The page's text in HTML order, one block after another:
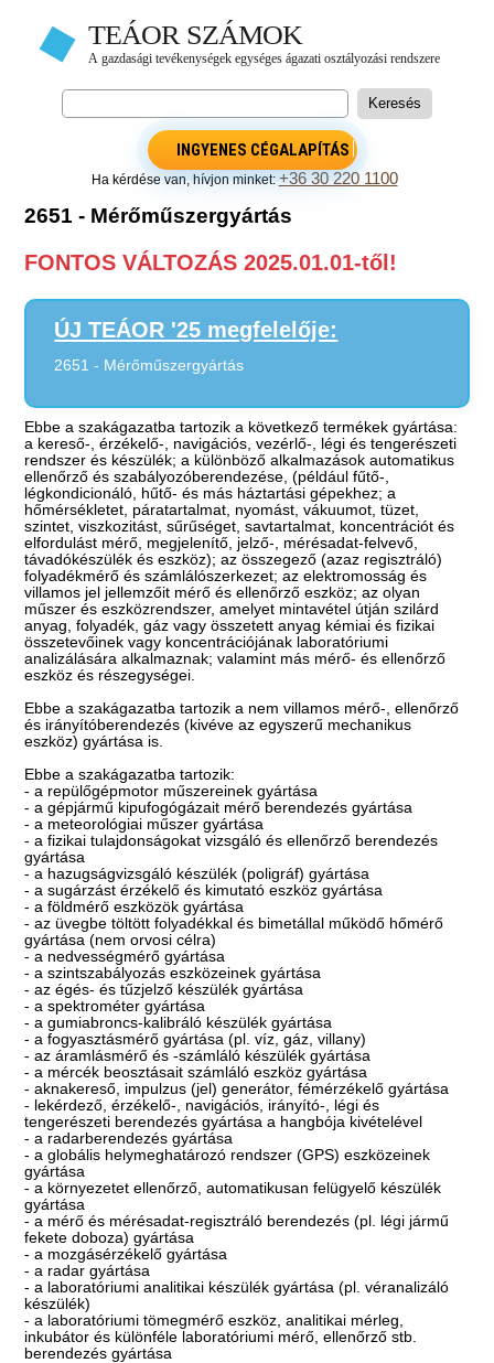
INGYENES CÉGALAPÍTÁS
Ha kérdése van, hívjon minket:+36 30 220 1100
2651 - Mérőműszergyártás
FONTOS VÁLTOZÁS 2025.01.01-től!
ÚJ TEÁOR '25 megfelelője:
2651 - Mérőműszergyártás
Ebbe a szakágazatba tartozik a következő termékek gyártása:
a kereső-, érzékelő-, navigációs, vezérlő-, légi és tengerészeti
rendszer és készülék; a különböző alkalmazások automatikus
ellenőrző és szabályozóberendezése, (például fűtő-,
légkondicionáló, hűtő- és más háztartási gépekhez; a
hőmérsékletet, páratartalmat, nyomást, vákuumot, tüzet,
szintet, viszkozitást, sűrűséget, savtartalmat, koncentrációt és
elfordulást mérő, megjelenítő, jelző-, mérésadat-felvevő,
távadókészülék és eszköz); az összegező (azaz regisztráló)
folyadékmérő és számlálószerkezet; az elektromosság és
villamos jel jellemzőit mérő és ellenőrző eszköz; az olyan
műszer és eszközrendszer, amelyet mintavétel útján szilárd
anyag, folyadék, gáz vagy összetett anyag kémiai és fizikai
összetevőinek vagy koncentrációjának laboratóriumi
analizálására alkalmaznak; valamint más mérő- és ellenőrző
eszköz és részegységei.
Ebbe a szakágazatba tartozik a nem villamos mérő-, ellenőrző
és irányítóberendezés (kivéve az egyszerű mechanikus
eszköz) gyártása is.
Ebbe a szakágazatba tartozik:
- a repülőgépmotor műszereinek gyártása
- a gépjármű kipufogógázait mérő berendezés gyártása
- a meteorológiai műszer gyártása
- a fizikai tulajdonságokat vizsgáló és ellenőrző berendezés
gyártása
- a hazugságvizsgáló készülék (poligráf) gyártása
- a sugárzást érzékelő és kimutató eszköz gyártása
- a földmérő eszközök gyártása
- az üvegbe töltött folyadékkal és bimetállal működő hőmérő
gyártása (nem orvosi célra)
- a nedvességmérő gyártása
- a szintszabályozás eszközeinek gyártása
- az égés- és tűzjelző készülék gyártása
- a spektrométer gyártása
- a gumiabroncs-kalibráló készülék gyártása
- a fogyasztásmérő gyártása (pl. víz, gáz, villany)
- az áramlásmérő és -számláló készülék gyártása
- a mércék beosztásait számláló eszköz gyártása
- aknakereső, impulzus (jel) generátor, fémérzékelő gyártása
- lekérdező, érzékelő-, navigációs, irányító-, légi és
tengerészeti berendezés gyártása a hangbója kivételével
- a radarberendezés gyártása
- a globális helymeghatározó rendszer (GPS) eszközeinek
gyártása
- a környezetet ellenőrző, automatikusan felügyelő készülék
gyártása
- a mérő és mérésadat-regisztráló berendezés (pl. légi jármű
fekete doboza) gyártása
- a mozgásérzékelő gyártása
- a radar gyártása
- a laboratóriumi analitikai készülék gyártása (pl. véranalizáló
készülék)
- a laboratóriumi tömegmérő eszköz, analitikai mérleg,
inkubátor és különféle laboratóriumi mérő, ellenőrző stb.
berendezés gyártása